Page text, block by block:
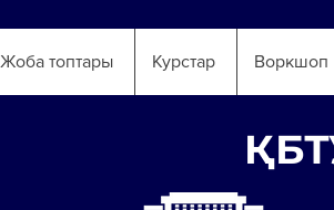
Жоба топтары Курстар Воркшоп